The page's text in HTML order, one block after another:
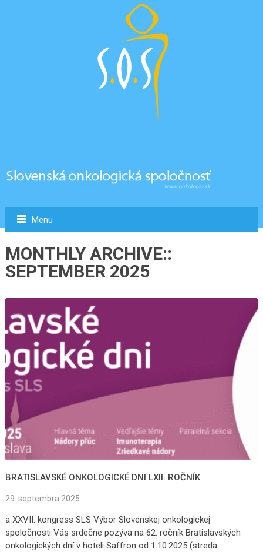
Menu
MONTHLY ARCHIVE::
SEPTEMBER 2025
BRATISLAVSKÉ ONKOLOGICKÉ DNI LXII. ROČNÍK
29. septembra 2025
a XXVII. kongress SLS Výbor Slovenskej onkologickej
spoločnosti Vás srdečne pozýva na 62. ročník Bratislavských
onkologických dní v hoteli Saffron od 1.10.2025 (streda